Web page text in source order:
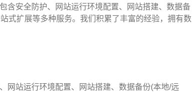
含安全防护、网站运行环境配置、网站搭建、数据备
式扩展等多种服务。我们积累了丰富的经验，拥有数
网站运行环境配置、网站搭建、数据备份(本地/远